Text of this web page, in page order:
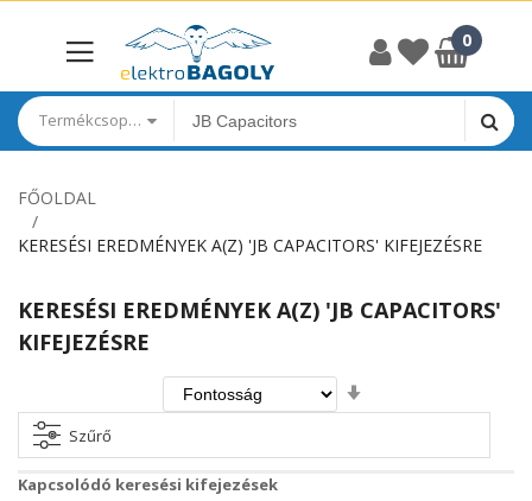
Termékcsoportok
FŐOLDAL
KERESÉSI EREDMÉNYEK A(Z) 'JB CAPACITORS' KIFEJEZÉSRE
KERESÉSI EREDMÉNYEK A(Z) 'JB CAPACITORS'
KIFEJEZÉSRE
irány
Szűrő
Kapcsolódó keresési kifejezések